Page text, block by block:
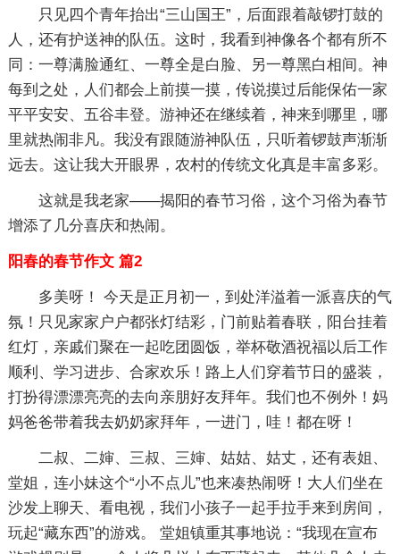
只见四个青年抬出“三山国王”，后面跟着敲锣打鼓的
人，还有护送神的队伍。这时，我看到神像各个都有所不
同：一尊满脸通红、一尊全是白脸、另一尊黑白相间。神
每到之处，人们都会上前摸一摸，传说摸过后能保佑一家
平平安安、五谷丰登。游神还在继续着，神来到哪里，哪
里就热闹非凡。我没有跟随游神队伍，只听着锣鼓声渐渐
远去。这让我大开眼界，农村的传统文化真是丰富多彩。
这就是我老家——揭阳的春节习俗，这个习俗为春节
增添了几分喜庆和热闹。
阳春的春节作文 篇2
多美呀！ 今天是正月初一，到处洋溢着一派喜庆的气
氛！只见家家户户都张灯结彩，门前贴着春联，阳台挂着
红灯，亲戚们聚在一起吃团圆饭，举杯敬酒祝福以后工作
顺利、学习进步、合家欢乐！路上人们穿着节日的盛装，
打扮得漂漂亮亮的去向亲朋好友拜年。我们也不例外！妈
妈爸爸带着我去奶奶家拜年，一进门，哇！都在呀！
二叔、二婶、三叔、三婶、姑姑、姑丈，还有表姐、
堂姐，连小妹这个“小不点儿”也来凑热闹呀！大人们坐在
沙发上聊天、看电视，我们小孩子一起手拉手来到房间，
玩起“藏东西”的游戏。 堂姐镇重其事地说：“我现在宣布